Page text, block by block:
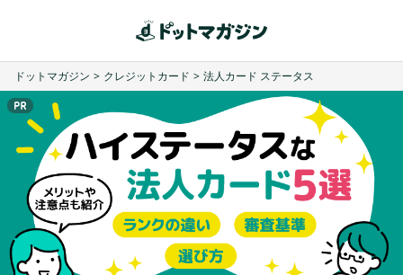
ドットマガジン > クレジットカード > 法人カード ステータス